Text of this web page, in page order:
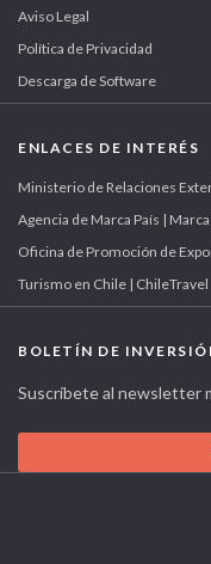
Aviso Legal
Política de Privacidad
Descarga de Software
ENLACES DE INTERÉS
Ministerio de Relaciones
Agencia de Marca País |
Oficina de Promoción de
Turismo en Chile | ChileTravel
BOLETÍN DE
Suscríbete al newsletter